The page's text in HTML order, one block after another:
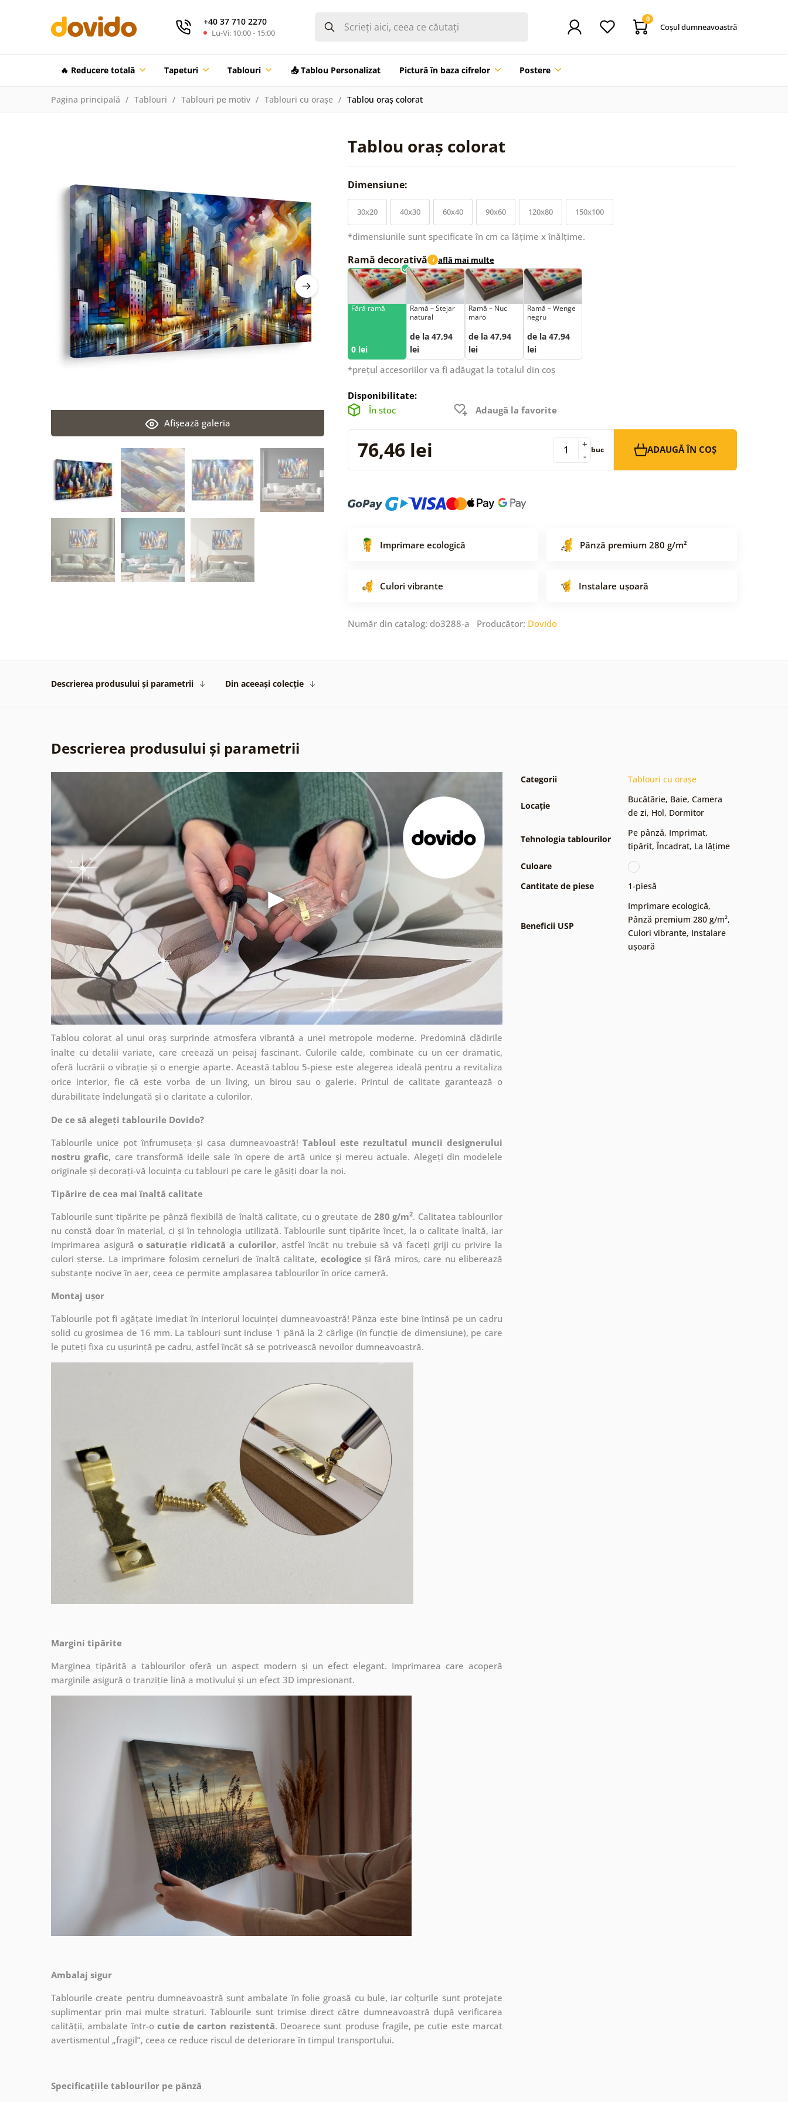
+40 37 710 2270
Lu-Vi: 10:00 - 15:00
0
Coşul dumneavoastră
🔥 Reducere totalã Tapeturi Tablouri 📤 Tablou Personalizat Pictură în baza cifrelor Postere
Pagina principală Tablouri Tablouri pe motiv Tablouri cu orașe Tablou oraș colorat
Tablou oraș colorat
Afişează galeria
Dimensiune:
30x20 40x30 60x40 90x60 120x80 150x100
*dimensiunile sunt specificate în cm ca lățime x înălțime.
Ramă decorativă i află mai multe
Fără ramă
0 lei
Ramă – Stejar
natural
de la 47,94
lei
Ramă – Nuc
maro
de la 47,94
lei
Ramă – Wenge
negru
de la 47,94
lei
*prețul accesoriilor va fi adăugat la totalul din coș
Disponibilitate:
În stoc
Adaugă la favorite
76,46 lei -
+ buc ADAUGĂ ÎN COȘ
Imprimare ecologică Pânză premium 280 g/m²
Culori vibrante Instalare ușoară
Număr din catalog: do3288-a Producător: Dovido
Descrierea produsului și parametrii Din aceeași colecție
Descrierea produsului și parametrii
Tablou colorat al unui oraș surprinde atmosfera vibrantă a unei metropole moderne. Predomină clădirile
înalte cu detalii variate, care creează un peisaj fascinant. Culorile calde, combinate cu un cer dramatic,
oferă lucrării o vibrație și o energie aparte. Această tablou 5-piese este alegerea ideală pentru a revitaliza
orice interior, fie că este vorba de un living, un birou sau o galerie. Printul de calitate garantează o
durabilitate îndelungată și o claritate a culorilor.
De ce să alegeți tablourile Dovido?
Tablourile unice pot înfrumuseța și casa dumneavoastră! Tabloul este rezultatul muncii designerului
nostru grafic, care transformă ideile sale în opere de artă unice și mereu actuale. Alegeți din modelele
originale și decorați-vă locuința cu tablouri pe care le găsiți doar la noi.
Tipărire de cea mai înaltă calitate
Tablourile sunt tipărite pe pânză flexibilă de înaltă calitate, cu o greutate de 280 g/m2. Calitatea tablourilor
nu constă doar în material, ci și în tehnologia utilizată. Tablourile sunt tipărite încet, la o calitate înaltă, iar
imprimarea asigură o saturație ridicată a culorilor, astfel încât nu trebuie să vă faceți griji cu privire la
culori șterse. La imprimare folosim cerneluri de înaltă calitate, ecologiceși fără miros, care nu eliberează
substanțe nocive în aer, ceea ce permite amplasarea tablourilor în orice cameră.
Montaj ușor
Tablourile pot fi agățate imediat în interiorul locuinței dumneavoastră! Pânza este bine întinsă pe un cadru
solid cu grosimea de 16 mm. La tablouri sunt incluse 1 până la 2 cârlige (în funcție de dimensiune), pe care
le puteți fixa cu ușurință pe cadru, astfel încât să se potrivească nevoilor dumneavoastră.
Margini tipărite
Marginea tipărită a tablourilor oferă un aspect modern și un efect elegant. Imprimarea care acoperă
marginile asigură o tranziție lină a motivului și un efect 3D impresionant.
Ambalaj sigur
Tablourile create pentru dumneavoastră sunt ambalate în folie groasă cu bule, iar colțurile sunt protejate
suplimentar prin mai multe straturi.Tablourile sunt trimise direct către dumneavoastră după verificarea
calității, ambalate într-o cutie de carton rezistentă. Deoarece sunt produse fragile, pe cutie este marcat
avertismentul „fragil”, ceea ce reduce riscul de deteriorare în timpul transportului.
Specificațiile tablourilor pe pânză
Categorii Tablouri cu orașe
Locație
Bucătărie, Baie, Camera
de zi, Hol, Dormitor
Tehnologia tablourilor
Pe pânză, Imprimat,
tipărit,Încadrat, La lățime
Culoare
Cantitate de piese
1-piesă
Beneficii USP
Imprimare ecologică,
Pânză premium 280 g/m²,
Culori vibrante, Instalare
ușoară